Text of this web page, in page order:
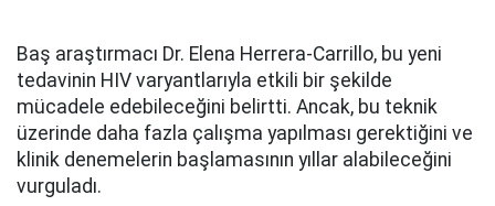
Baş araştırmacı Dr. Elena Herrera-Carrillo, bu yeni
tedavinin HIV varyantlarıyla etkili bir şekilde
mücadele edebileceğini belirtti. Ancak, bu teknik
üzerinde daha fazla çalışma yapılması gerektiğini ve
klinik denemelerin başlamasının yıllar alabileceğini
vurguladı.